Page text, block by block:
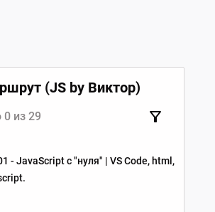
(JS by Виктор)
из 29
- JavaScript c "нуля" | VS Code, html,